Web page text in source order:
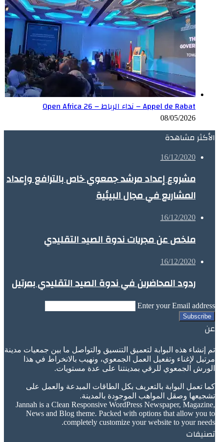
Appel de Rabat – نداء الرباط – Open Africa 26
08/05/2026
الأكثر مشاهدة
16/12/2020
مشروع إعداد مرشد جمعوي خاص بالترافع وإعداد
المشاريع في مجال البيئية
16/12/2020
ملخص عن مجريات ندوة الصيد التقليدي
16/12/2020
ردود المحاضرين في ندوة الصيد التقليدي بمرتيل
Enter your Email address
عن
تم إنشاء هذه البوابة لتعميق التنسيق والتواصل ما بين جمعيات مدينة
مرتيل لإغناء وتفعيل العمل الجمعوي، ونهيب بالانخراط في هذا
الورش الجمعوي للرقي بمدينتنا على عدة مستويات.
كما تعمل البوابة بالتعريف بكل الطاقات المبدعة والعمل على
تشجيعها وصقل المواهب الموجودة بالمدينة.
Jannah is a Clean Responsive WordPress Newspaper, Magazine,
News and Blog theme. Packed with options that allow you to
completely customize your website to your needs.
تصنيفات